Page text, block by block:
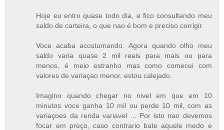
Hoje eu entro quase todo dia, e fico consultando meu
saldo de carteira, o que nao é bom e preciso corrigir.
Voce acaba acostumando. Agora quando olho meu
saldo varia quase 2 mil reais para mais ou para
menos, é meio estranho mas como comecei com
valores de variaçao menor, estou calejado.
Imagino quando chegar no nivel em que em 10
minutos voce ganha 10 mil ou perde 10 mil, com as
variaçoes da renda variavel ... Por isto nao devemos
focar em preço, caso contrario bate aquele medo e